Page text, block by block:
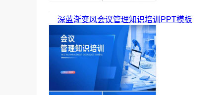
深蓝渐变风会议管理知识培训PPT模板